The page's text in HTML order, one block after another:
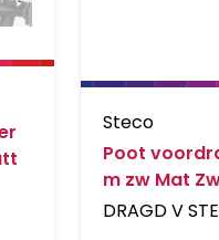
Steco
Poot
m zw Mat
DRAGD V